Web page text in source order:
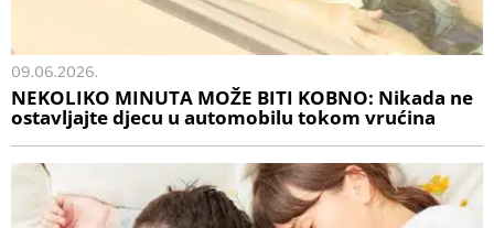
09.06.2026.
NEKOLIKO MINUTA MOŽE BITI KOBNO: Nikada ne
ostavljajte djecu u automobilu tokom vrućina